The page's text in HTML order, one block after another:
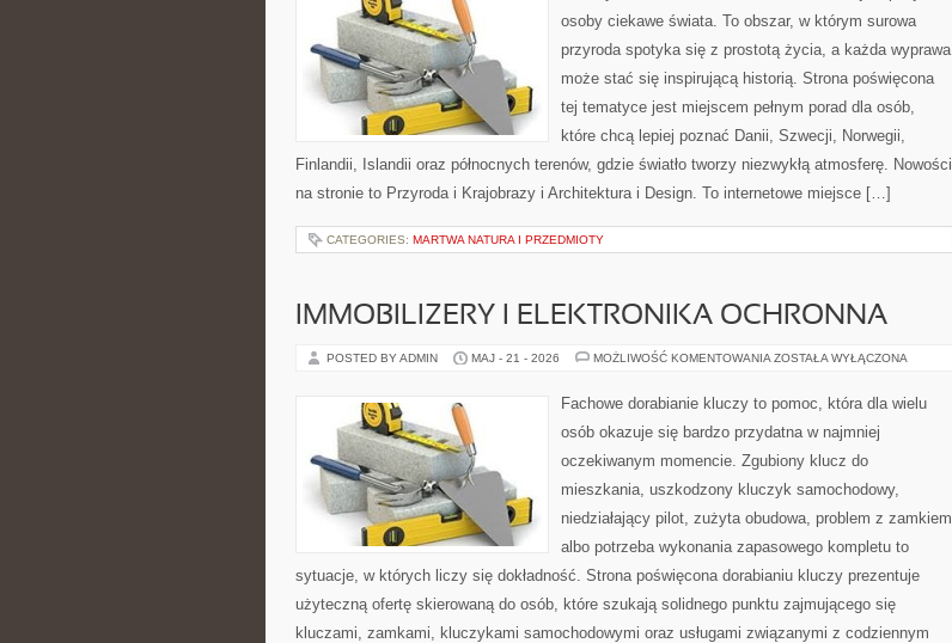
osoby ciekawe świata. To obszar, w którym surowa
przyroda spotyka się z prostotą życia, a każda wyprawa
może stać się inspirującą historią. Strona poświęcona
tej tematyce jest miejscem pełnym porad dla osób,
które chcą lepiej poznać Danii, Szwecji, Norwegii,
Finlandii, Islandii oraz północnych terenów, gdzie światło tworzy niezwykłą atmosferę. Nowości
na stronie to Przyroda i Krajobrazy i Architektura i Design. To internetowe miejsce […]
CATEGORIES: MARTWA NATURA I PRZEDMIOTY
IMMOBILIZERY I ELEKTRONIKA OCHRONNA
POSTED BY ADMIN MAJ - 21 - 2026 MOŻLIWOŚĆ KOMENTOWANIA IMMOBILIZERY
OCHRONNA
ZOSTAŁA WYŁĄCZONA
Fachowe dorabianie kluczy to pomoc, która dla wielu
osób okazuje się bardzo przydatna w najmniej
oczekiwanym momencie. Zgubiony klucz do
mieszkania, uszkodzony kluczyk samochodowy,
niedziałający pilot, zużyta obudowa, problem z zamkiem
albo potrzeba wykonania zapasowego kompletu to
sytuacje, w których liczy się dokładność. Strona poświęcona dorabianiu kluczy prezentuje
użyteczną ofertę skierowaną do osób, które szukają solidnego punktu zajmującego się
kluczami, zamkami, kluczykami samochodowymi oraz usługami związanymi z codziennym